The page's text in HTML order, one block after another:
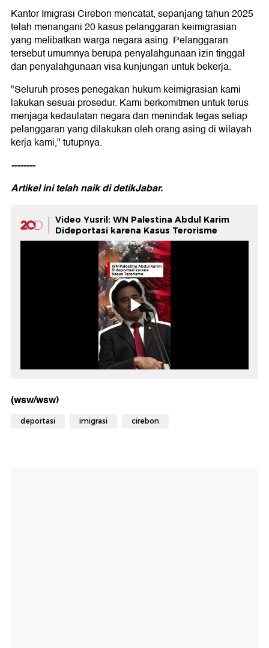
Kantor Imigrasi Cirebon mencatat, sepanjang tahun 2025
telah menangani 20 kasus pelanggaran keimigrasian
yang melibatkan warga negara asing. Pelanggaran
tersebut umumnya berupa penyalahgunaan izin tinggal
dan penyalahgunaan visa kunjungan untuk bekerja.
"Seluruh proses penegakan hukum keimigrasian kami
lakukan sesuai prosedur. Kami berkomitmen untuk terus
menjaga kedaulatan negara dan menindak tegas setiap
pelanggaran yang dilakukan oleh orang asing di wilayah
kerja kami," tutupnya.
--------
Artikel ini telah naik didetikJabar.
Video Yusril: WN Palestina Abdul Karim
Dideportasi karena Kasus Terorisme
(wsw/wsw)
deportasi imigrasi cirebon